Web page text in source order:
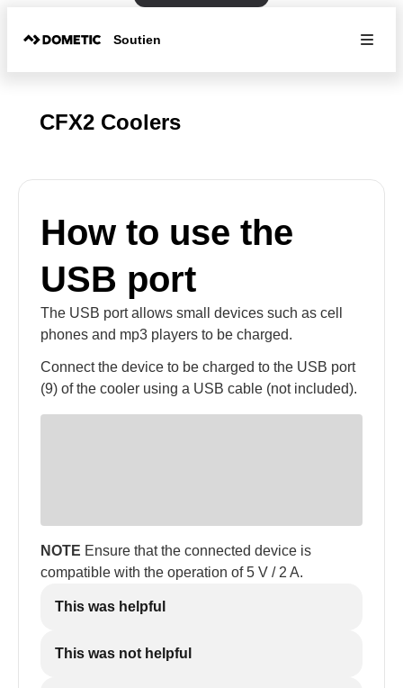
Soutien
CFX2 Coolers
How to use the
USB port
The USB port allows small devices such as cell
phones and mp3 players to be charged.
Connect the device to be charged to the USB port
(9) of the cooler using a USB cable (not included).
NOTE Ensure that the connected device is
compatible with the operation of 5 V / 2 A.
This was helpful
This was not helpful